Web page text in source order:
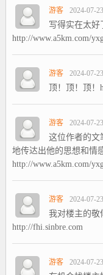
游客 2024-07-
写得实在太好
http://www.a5km.com/
游客 2024-07-
顶！顶！顶！
游客 2024-07-
这位作者的文
地传达出他的思想和情
http://www.a5km.com/
游客 2024-07-
我对楼主的敬
http://fhi.sinbre.com
游客 2024-07-